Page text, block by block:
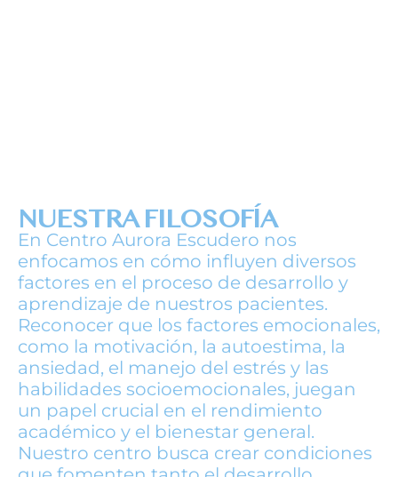
NUESTRA FILOSOFÍA
En Centro Aurora Escudero nos
enfocamos en cómo influyen diversos
factores en el proceso de desarrollo y
aprendizaje de nuestros pacientes.
Reconocer que los factores emocionales,
como la motivación, la autoestima, la
ansiedad, el manejo del estrés y las
habilidades socioemocionales, juegan
un papel crucial en el rendimiento
académico y el bienestar general.
Nuestro centro busca crear condiciones